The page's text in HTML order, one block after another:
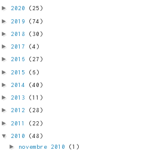
► 2020 (25)
► 2019 (74)
► 2018 (30)
► 2017 (4)
► 2016 (27)
► 2015 (6)
► 2014 (40)
► 2013 (11)
► 2012 (28)
► 2011 (22)
▼ 2010 (48)
► novembre 2010 (1)